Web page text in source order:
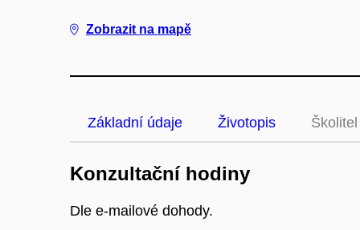
Zobrazit na mapě
Základní údaje Životopis Školitel
Konzultační hodiny
Dle e-mailové dohody.